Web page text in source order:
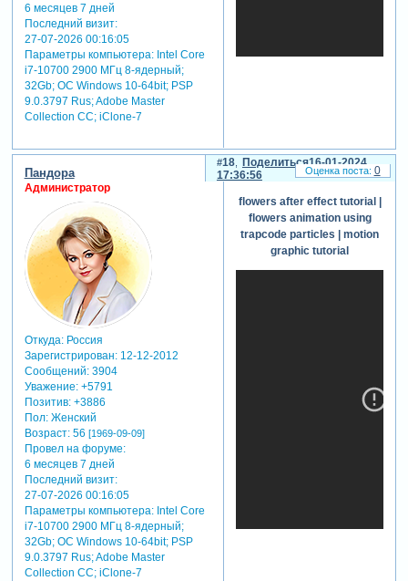
6 месяцев 7 дней
Последний визит:
27-07-2026 00:16:05
Параметры компьютера:Intel Core
i7-10700 2900 МГц 8-ядерный;
32Gb; ОС Windows 10-64bit; PSP
9.0.3797 Rus; Adobe Master
Collection СС; iClone-7
Поделиться
18
16-01-2024
17:36:56
Пандора
Администратор
Откуда:Россия
Зарегистрирован: 12-12-2012
Сообщений:3904
Уважение: +5791
Позитив: +3886
Пол:Женский
Возраст:56 [1969-09-09]
Провел на форуме:
6 месяцев 7 дней
Последний визит:
27-07-2026 00:16:05
Параметры компьютера:Intel Core
i7-10700 2900 МГц 8-ядерный;
32Gb; ОС Windows 10-64bit; PSP
9.0.3797 Rus; Adobe Master
Collection СС; iClone-7
flowers after effect tutorial |
flowers animation using
trapcode particles | motion
graphic tutorial
0